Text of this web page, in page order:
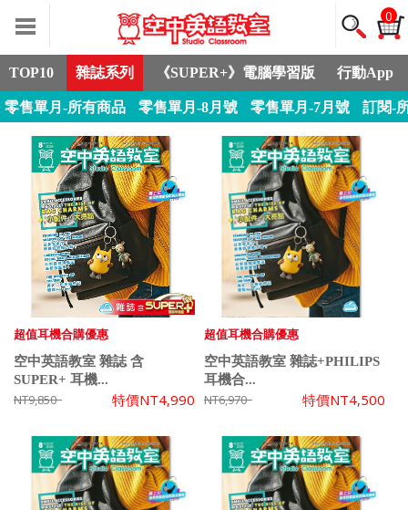
0
TOP10 雜誌系列 《SUPER+》電腦學習版 行動App
零售單月-所有商品 零售單月-8月號 零售單月-7月號 訂閱-
超值耳機合購優惠
空中英語教室 雜誌 含
SUPER+ 耳機...
NT9,850 特價NT4,990
超值耳機合購優惠
空中英語教室 雜誌+PHILIPS
耳機合...
NT6,970 特價NT4,500